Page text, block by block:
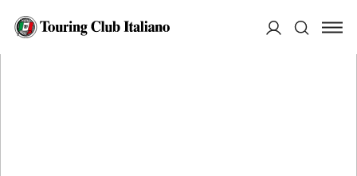
HOME